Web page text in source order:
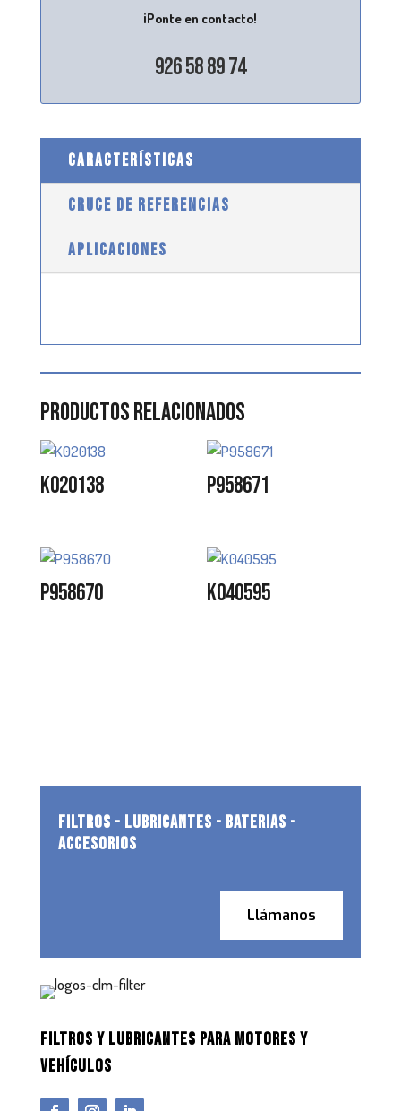
¡Ponte en contacto!
926 58 89 74
CARACTERÍSTICAS
CRUCE DE REFERENCIAS
APLICACIONES
Productos relacionados
K020138 P958671
P958670 K040595
FILTROS - LUBRICANTES - BATERIAS -
ACCESORIOS
Llámanos
FILTROS Y LUBRICANTES PARA MOTORES Y
VEHÍCULOS